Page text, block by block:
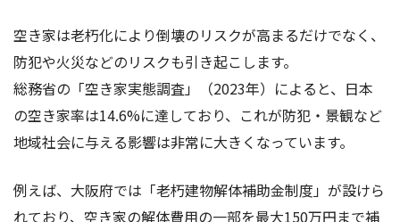
空き家は老朽化により倒壊のリスクが高まるだけでなく、
防犯や火災などのリスクも引き起こします。
総務省の「空き家実態調査」（2023年）によると、日本
の空き家率は14.6%に達しており、これが防犯・景観など
地域社会に与える影響は非常に大きくなっています。
例えば、大阪府では「老朽建物解体補助金制度」が設けら
れており、空き家の解体費用の一部を最大150万円まで補